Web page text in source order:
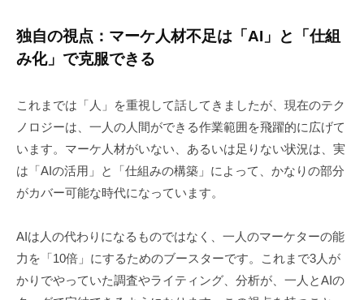
独自の視点：マーケ人材不足は「AI」と「仕組
み化」で克服できる
これまでは「人」を重視して話してきましたが、現在のテク
ノロジーは、一人の人間ができる作業範囲を飛躍的に広げて
います。マーケ人材がいない、あるいは足りない状況は、実
は「AIの活用」と「仕組みの構築」によって、かなりの部分
がカバー可能な時代になっています。
AIは人の代わりになるものではなく、一人のマーケターの能
力を「10倍」にするためのブースターです。これまで3人が
かりでやっていた調査やライティング、分析が、一人とAIの